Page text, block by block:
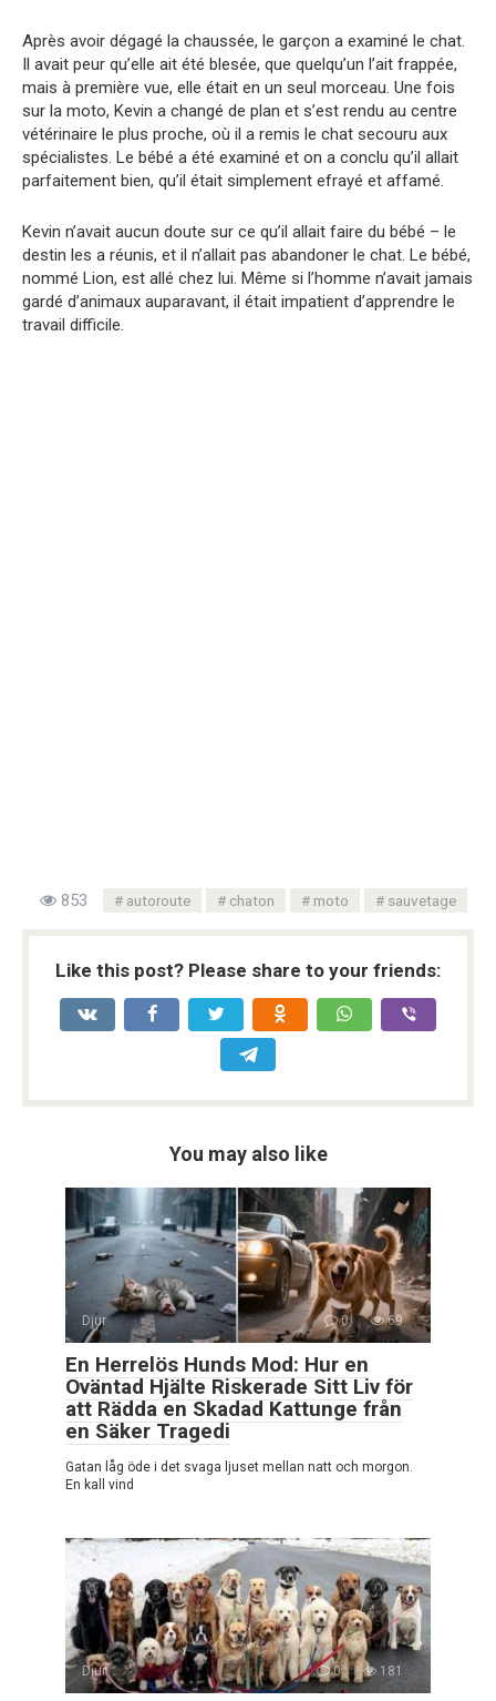
Après avoir dégagé la chaussée, le garçon a examiné le chat.
Il avait peur qu’elle ait été blesée, que quelqu’un l’ait frappée,
mais à première vue, elle était en un seul morceau. Une fois
sur la moto, Kevin a changé de plan et s’est rendu au centre
vétérinaire le plus proche, où il a remis le chat secouru aux
spécialistes. Le bébé a été examiné et on a conclu qu’il allait
parfaitement bien, qu’il était simplement efrayé et affamé.
Kevin n’avait aucun doute sur ce qu’il allait faire du bébé – le
destin les a réunis, et il n’allait pas abandoner le chat. Le bébé,
nommé Lion, est allé chez lui. Même si l’homme n’avait jamais
gardé d’animaux auparavant, il était impatient d’apprendre le
travail difficile.
853 autoroute chaton moto sauvetage
Like this post? Please share to your friends:
You may also like
Djur 0 69
En Herrelös Hunds Mod: Hur en
Oväntad Hjälte Riskerade Sitt Liv för
att Rädda en Skadad Kattunge från
en Säker Tragedi
Gatan låg öde i det svaga ljuset mellan natt och morgon.
En kall vind
Djur 0 181